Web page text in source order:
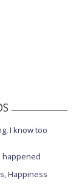
I know too
happened
Happiness